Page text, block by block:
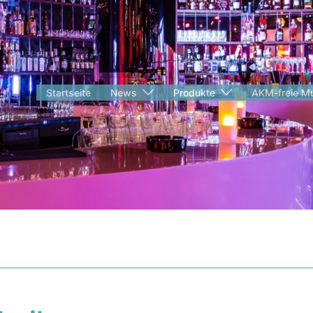
Startseite News Produkte AKM-freie